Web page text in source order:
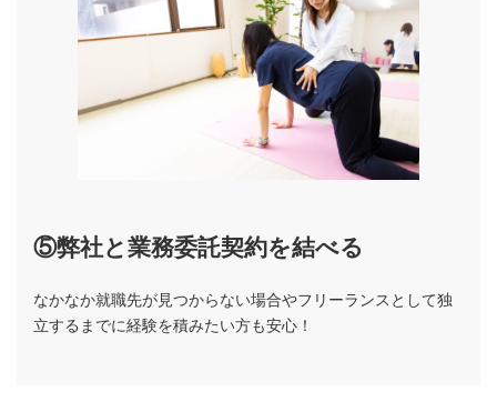
⑤弊社と業務委託契約を結べる
なかなか就職先が見つからない場合やフリーランスとして独
立するまでに経験を積みたい方も安心！